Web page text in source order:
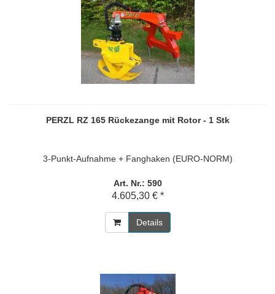
PERZL RZ 165 Rückezange mit Rotor - 1 Stk
3-Punkt-Aufnahme + Fanghaken (EURO-NORM)
Art. Nr.: 590
4.605,30 € *
Details